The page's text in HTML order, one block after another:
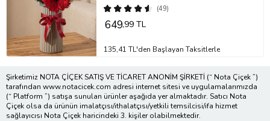
(49)
649,99 TL
135,41 TL'den Başlayan Taksitlerle
Şirketimiz NOTA ÇİÇEK SATIŞ VE TİCARET ANONİM ŞİRKETİ (“ Nota Çiçek ”)
tarafından www.notacicek.com adresi internet sitesi ve uygulamalarımızda
(“ Platform ”) satışa sunulan ürünler aşağıda yer almaktadır. Satıcı Nota
Çiçek olsa da ürünün imalatçısı/ithalatçısı/yetkili temsilcisi/ifa hizmet
sağlayıcısı Nota Çiçek haricindeki 3. kişiler olabilmektedir.